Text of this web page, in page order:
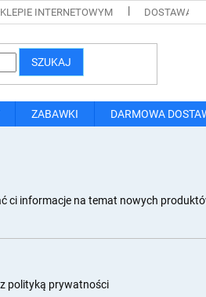
INTERNETOWYM DOSTAWA I
SZUKAJ
ZABAWKI DARMOWA
ci informacje na temat nowych
polityką prywatności